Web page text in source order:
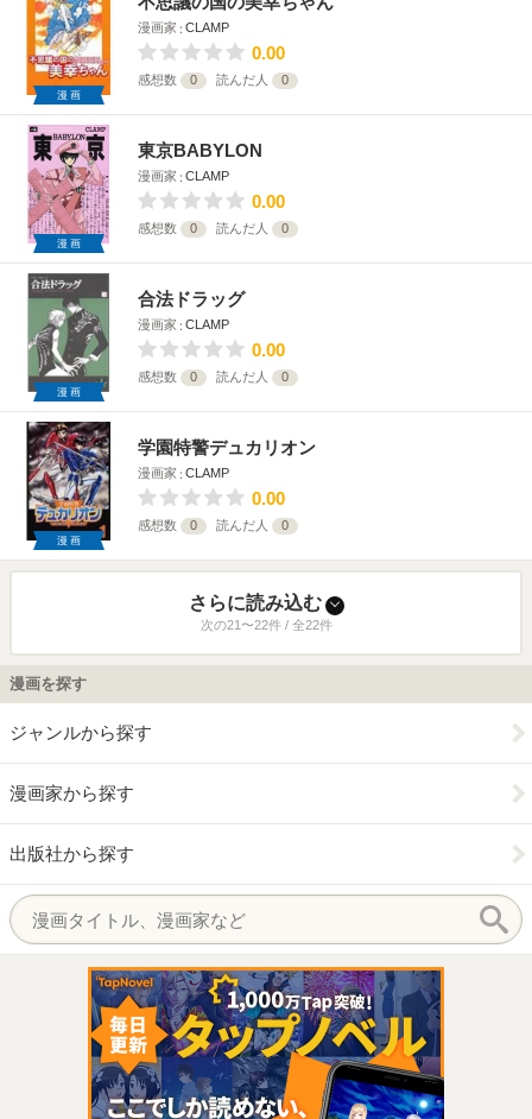
漫画
漫画家 CLAMP
0.00
感想数 0 読んだ人 0
漫画
東京BABYLON
漫画家 CLAMP
0.00
感想数 0 読んだ人 0
漫画
合法ドラッグ
漫画家 CLAMP
0.00
感想数 0 読んだ人 0
漫画
学園特警デュカリオン
漫画家 CLAMP
0.00
感想数 0 読んだ人 0
さらに読み込む
次の21〜22件 / 全22件
漫画を探す
ジャンルから探す
漫画家から探す
出版社から探す